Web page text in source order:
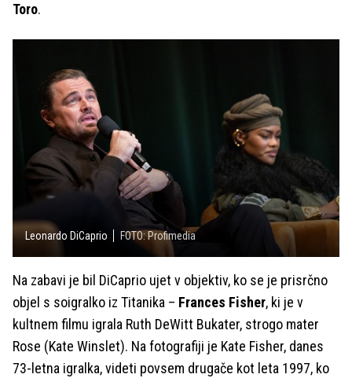
Toro.
Leonardo DiCaprio FOTO: Profimedia
Na zabavi je bil DiCaprio ujet v objektiv, ko se je prisrčno
objel s soigralko iz Titanika – Frances Fisher, ki je v
kultnem filmu igrala Ruth DeWitt Bukater, strogo mater
Rose (Kate Winslet). Na fotografiji je Kate Fisher, danes
73-letna igralka, videti povsem drugače kot leta 1997, ko